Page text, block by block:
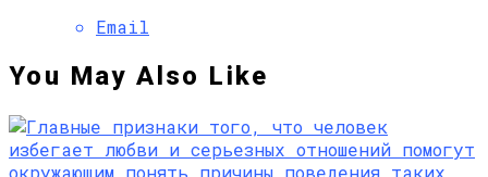
Email
You May Also Like